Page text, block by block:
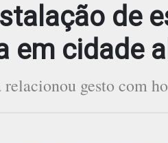
de
em cidade
gesto com